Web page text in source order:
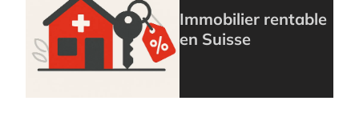
Immobilier rentable
en Suisse